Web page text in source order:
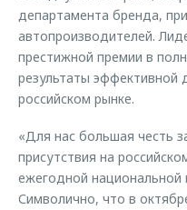
департамента бренда,
автопроизводителей.
престижной премии в
результаты эффективной
российском рынке.
«Для нас большая честь
присутствия на
ежегодной
Символично, что в